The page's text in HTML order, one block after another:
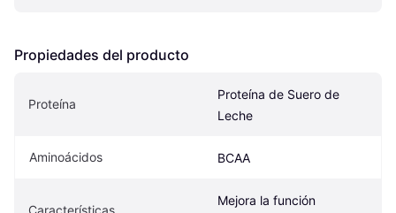
Propiedades del producto
Proteína
Proteína de Suero de
Leche
Aminoácidos BCAA
Características
Mejora la función